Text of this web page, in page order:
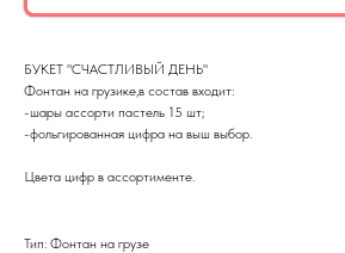
БУКЕТ "СЧАСТЛИВЫЙ ДЕНЬ"
Фонтан на грузике,в состав входит:
-шары ассорти пастель 15 шт;
-фольгированная цифра на выш выбор.
Цвета цифр в ассортименте.
Тип: Фонтан на грузе